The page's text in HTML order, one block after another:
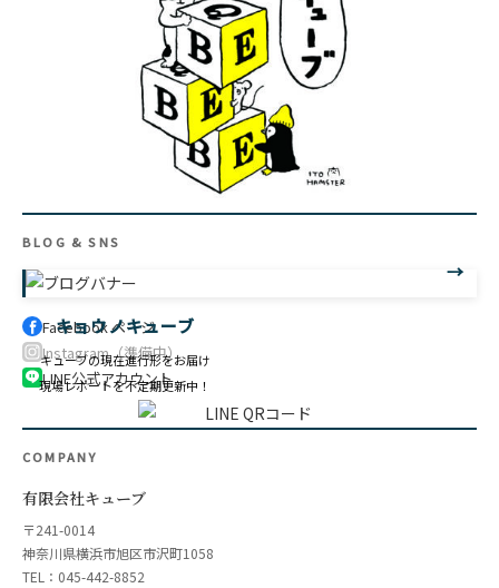
BLOG & SNS
キョウノキューブ
キューブの現在進行形をお届け
現場レポートを不定期更新中！
Facebook ページ
Instagram（準備中）
LINE公式アカウント
COMPANY
有限会社キューブ
〒241-0014
神奈川県横浜市旭区市沢町1058
TEL：045-442-8852